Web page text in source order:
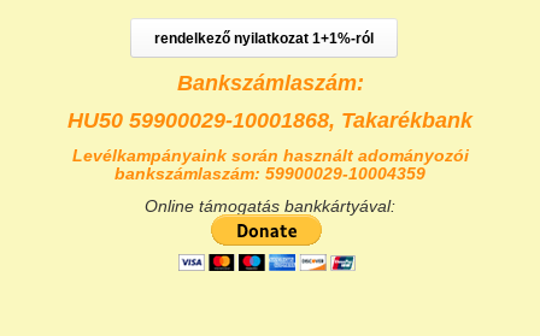
rendelkező nyilatkozat 1+1%-ról
Bankszámlaszám:
HU50 59900029-10001868, Takarékbank
Levélkampányaink során használt adományozói
bankszámlaszám: 59900029-10004359
Online támogatás bankkártyával: